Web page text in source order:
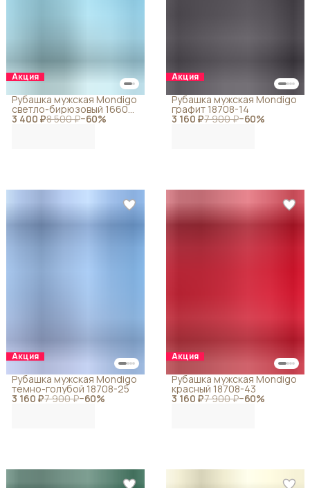
Акция
3 400 ₽8 500 ₽−60%
Рубашка мужская Mondigo
светло-бирюзовый 16606-
69
Акция
3 160 ₽7 900 ₽−60%
Рубашка мужская Mondigo
графит 18708-14
Акция
3 160 ₽7 900 ₽−60%
Рубашка мужская Mondigo
темно-голубой 18708-25
Акция
3 160 ₽7 900 ₽−60%
Рубашка мужская Mondigo
красный 18708-43